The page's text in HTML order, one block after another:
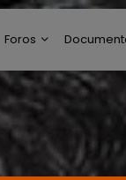
Foros
Últimos Post
Preguntas y
Foro General
Encuestas